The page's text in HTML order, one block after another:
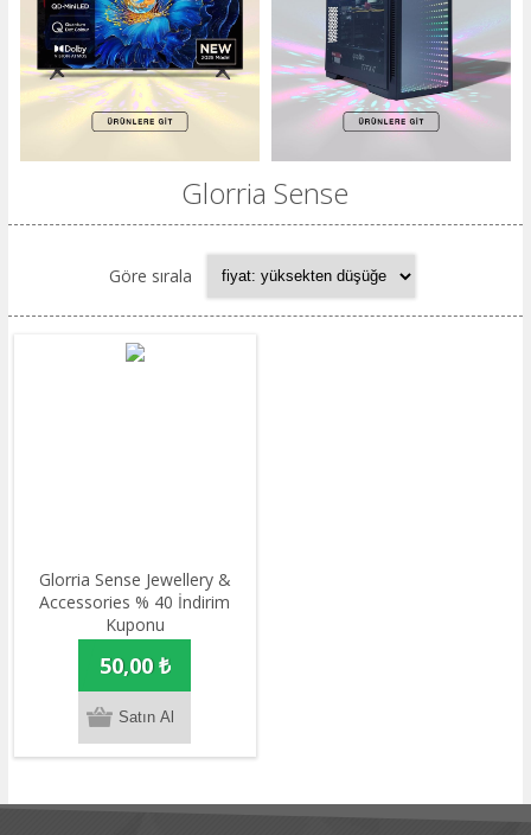
Glorria Sense
Göre sırala
Glorria Sense Jewellery &
Accessories % 40 İndirim
Kuponu
50,00 ₺